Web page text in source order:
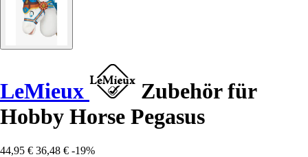
LeMieux
Zubehör für
Hobby Horse Pegasus
44,95 € 36,48 € -19%